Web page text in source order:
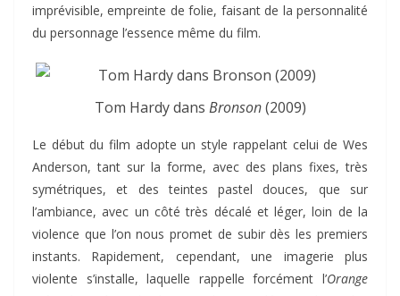
imprévisible, empreinte de folie, faisant de la personnalité
du personnage l’essence même du film.
Tom Hardy dans Bronson(2009)
Le début du film adopte un style rappelant celui de Wes
Anderson, tant sur la forme, avec des plans fixes, très
symétriques, et des teintes pastel douces, que sur
l’ambiance, avec un côté très décalé et léger, loin de la
violence que l’on nous promet de subir dès les premiers
instants. Rapidement, cependant, une imagerie plus
violente s’installe, laquelle rappelle forcément l’Orange